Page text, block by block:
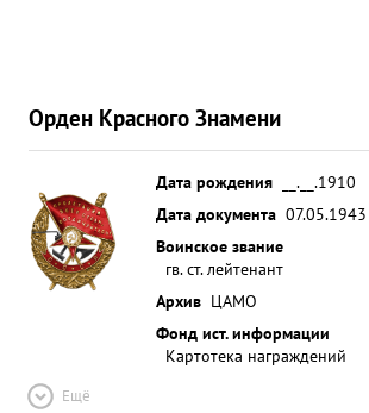
Орден Красного Знамени
Дата рождения
__.__.1910
Дата документа 07.05.1943
Воинское звание
гв. ст. лейтенант
Архив ЦАМО
Фонд ист. информации
Картотека награждений
Ещё